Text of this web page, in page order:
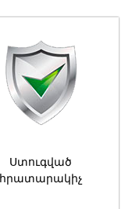
Ստուգված
հրատարակիչ